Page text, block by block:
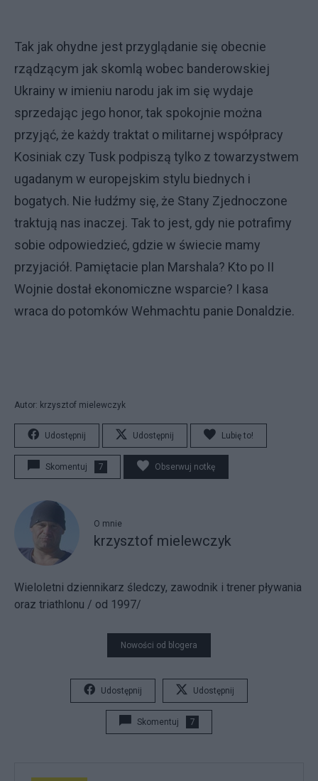
Tak jak ohydne jest przyglądanie się obecnie
rządzącym jak skomlą wobec banderowskiej
Ukrainy w imieniu narodu jak im się wydaje
sprzedając jego honor, tak spokojnie można
przyjąć, że każdy traktat o militarnej współpracy
Kosiniak czy Tusk podpiszą tylko z towarzystwem
ugadanym w europejskim stylu biednych i
bogatych. Nie łudźmy się, że Stany Zjednoczone
traktują nas inaczej. Tak to jest, gdy nie potrafimy
sobie odpowiedzieć, gdzie w świecie mamy
przyjaciół. Pamiętacie plan Marshala? Kto po II
Wojnie dostał ekonomiczne wsparcie? I kasa
wraca do potomków Wehmachtu panie Donaldzie.
Autor: krzysztof mielewczyk
Udostępnij Udostępnij Lubię to!
Skomentuj 7 Obserwuj notkę
O mnie
krzysztof mielewczyk
Wieloletni dziennikarz śledczy, zawodnik i trener pływania
oraz triathlonu / od 1997/
Nowości od blogera
Udostępnij Udostępnij
Skomentuj 7